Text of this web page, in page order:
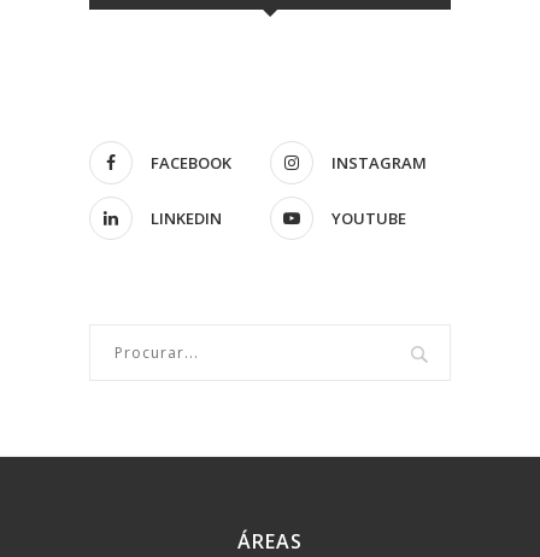
FACEBOOK INSTAGRAM
LINKEDIN YOUTUBE
ÁREAS